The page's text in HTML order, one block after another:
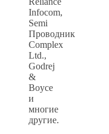
Infocom,
Semi
Проводник
Complex
Ltd.,
Godrej
&
Boyce
и
многие
другие.